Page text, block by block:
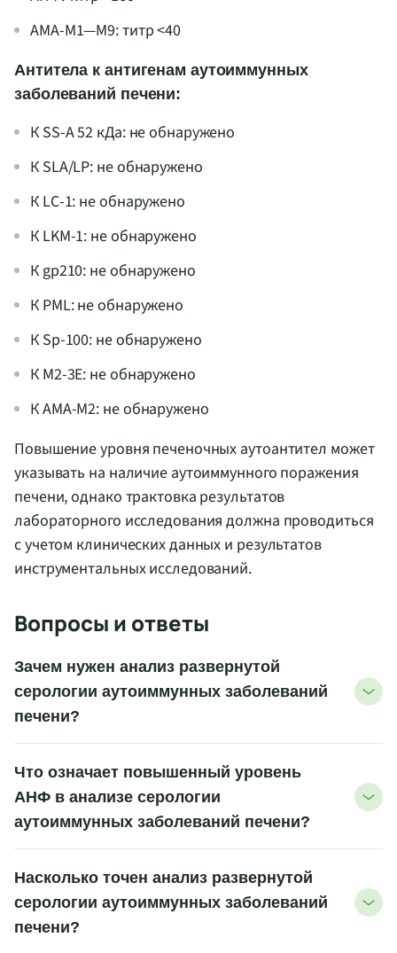
AMA-M1—M9: титр <40
Антитела к антигенам аутоиммунных
заболеваний печени:
К SS-A 52 кДа: не обнаружено
К SLA/LP: не обнаружено
К LC-1: не обнаружено
К LKM-1: не обнаружено
К gp210: не обнаружено
К PML: не обнаружено
К Sp-100: не обнаружено
К M2-3E: не обнаружено
К AMA-M2: не обнаружено
Повышение уровня печеночных аутоантител может
указывать на наличие аутоиммунного поражения
печени, однако трактовка результатов
лабораторного исследования должна проводиться
с учетом клинических данных и результатов
инструментальных исследований.
Вопросы и ответы
Зачем нужен анализ развернутой
серологии аутоиммунных заболеваний
печени?
Что означает повышенный уровень
АНФ в анализе серологии
аутоиммунных заболеваний печени?
Насколько точен анализ развернутой
серологии аутоиммунных заболеваний
печени?